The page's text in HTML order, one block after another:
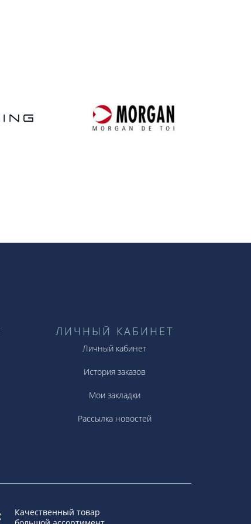
ЛИЧНЫЙ КАБИНЕТ
Личный кабинет
История заказов
Мои закладки
Рассылка новостей
Качественный товар